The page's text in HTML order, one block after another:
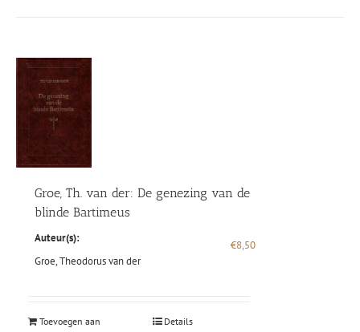
Groe, Th. van der: De genezing van de
blinde Bartimeus
Auteur(s):
Groe, Theodorus van der
€8,50
Toevoegen aan
Details